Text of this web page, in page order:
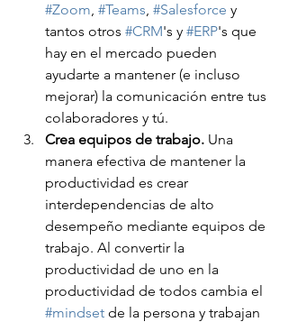
#Zoom, #Teams, #Salesforce y
tantos otros #CRM's y #ERP's que
hay en el mercado pueden
ayudarte a mantener (e incluso
mejorar) la comunicación entre tus
colaboradores y tú.
Crea equipos de trabajo. Una
manera efectiva de mantener la
productividad es crear
interdependencias de alto
desempeño mediante equipos de
trabajo. Al convertir la
productividad de uno en la
productividad de todos cambia el
#mindset de la persona y trabajan